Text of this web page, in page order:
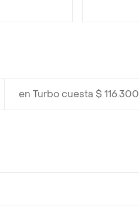
en Turbo cuesta $ 116.300